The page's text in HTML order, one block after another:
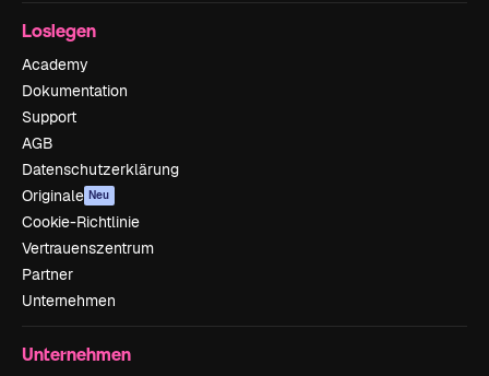
Loslegen
Academy
Dokumentation
Support
AGB
Datenschutzerklärung
Originale Neu
Cookie-Richtlinie
Vertrauenszentrum
Partner
Unternehmen
Unternehmen